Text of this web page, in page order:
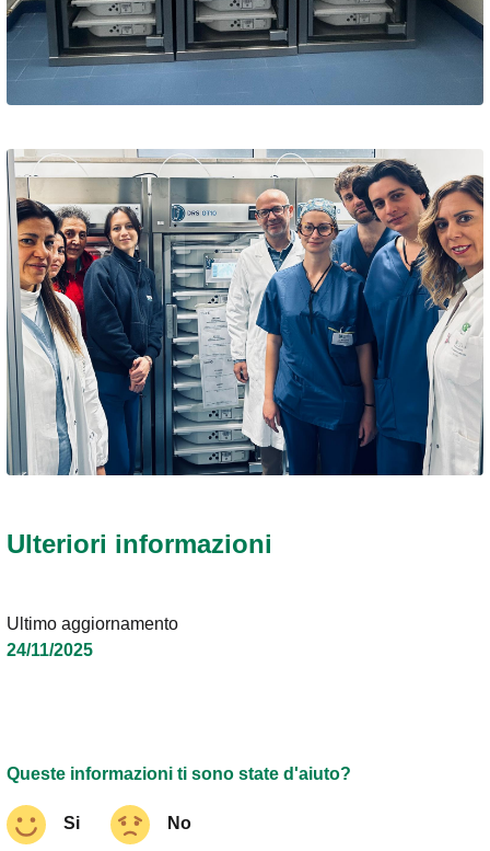
Ulteriori informazioni
Ultimo aggiornamento
24/11/2025
Queste informazioni ti sono state d'aiuto?
Si No